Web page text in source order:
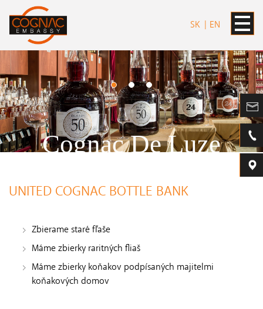
SK EN
Cognac De Luze
UNITED COGNAC BOTTLE BANK
Zbierame staré fľaše
Máme zbierky raritných fliaš
Máme zbierky koňakov podpísaných majitelmi
koňakových domov